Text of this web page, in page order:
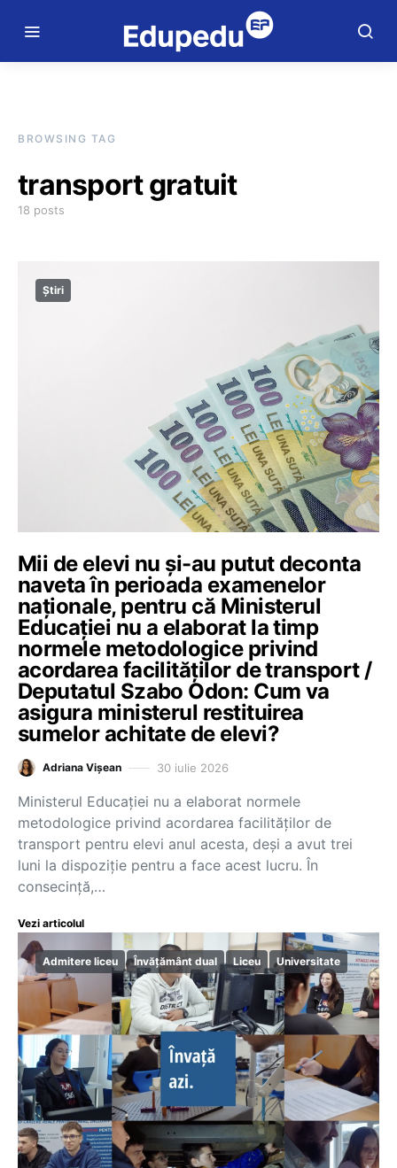
BROWSING TAG
transport gratuit
18 posts
Știri
Mii de elevi nu și-au putut deconta
naveta în perioada examenelor
naționale, pentru că Ministerul
Educației nu a elaborat la timp
normele metodologice privind
acordarea facilităților de transport /
Deputatul Szabo Odon: Cum va
asigura ministerul restituirea
sumelor achitate de elevi?
Adriana Vișean 30 iulie 2026
Ministerul Educației nu a elaborat normele
metodologice privind acordarea facilităților de
transport pentru elevi anul acesta, deși a avut trei
luni la dispoziție pentru a face acest lucru. În
consecință,…
Vezi articolul
Admitere liceu Învățământ dual Liceu Universitate